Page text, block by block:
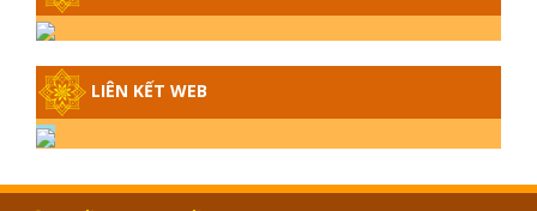
GIẢI ĐÁP THIỀN TÔNG ĐẶC BIỆT -
LỊCH - TẦNG BÌNH LƯU LỚN ĐẾN
GIẢI ĐÁP THIỀN TÔNG ĐẶC BIỆT -
ĐƯỢC KHÔNG? XÁ LỢI PHẬT THẬT -
LIÊN KẾT WEB